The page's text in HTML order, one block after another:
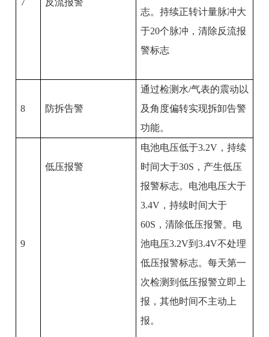
志。持续正转计量脉冲大
于20个脉冲，清除反流报
警标志
8 防拆告警
通过检测水/气表的震动以
及角度偏转实现拆卸告警
功能。
9
低压报警
电池电压低于3.2V，持续
时间大于30S ，产生低压
报警标志。电池电压大于
3.4V，持续时间大于
60S ，清除低压报警。电
池电压3.2V到 3.4V不处理
低压报警标志。每天第一
次检测到低压报警立即上
报，其他时间不主动上
报。